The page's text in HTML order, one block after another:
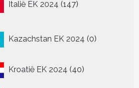
Italië EK 2024 147
producten
Kazachstan EK 2024 0
producten
Kroatië EK 2024 4040